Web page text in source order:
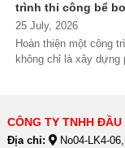
trình thi công bể
Phòng
25 July, 2026
Hoàn thiện một công
không chỉ là xây dựng
CÔNG TY TNHH
Địa chỉ:
No04-LK4-